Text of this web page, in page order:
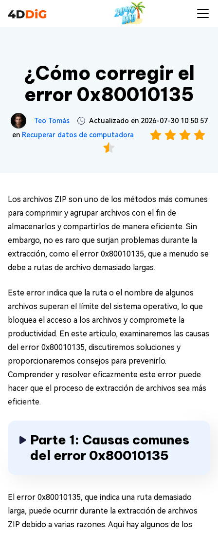
¿Cómo corregir el
error 0x80010135
Teo Tomás
Actualizado en 2026-07-30 10:50:57
en Recuperar datos de computadora
Los archivos ZIP son uno de los métodos más comunes
para comprimir y agrupar archivos con el fin de
almacenarlos y compartirlos de manera eficiente. Sin
embargo, no es raro que surjan problemas durante la
extracción, como el error 0x80010135, que a menudo se
debe a rutas de archivo demasiado largas.
Este error indica que la ruta o el nombre de algunos
archivos superan el límite del sistema operativo, lo que
bloquea el acceso a los archivos y compromete la
productividad. En este artículo, examinaremos las causas
del error 0x80010135, discutiremos soluciones y
proporcionaremos consejos para prevenirlo.
Comprender y resolver eficazmente este error puede
hacer que el proceso de extracción de archivos sea más
eficiente.
Parte 1: Causas comunes
del error 0x80010135
El error 0x80010135, que indica una ruta demasiado
larga, puede ocurrir durante la extracción de archivos
ZIP debido a varias razones. Aquí hay algunos de los